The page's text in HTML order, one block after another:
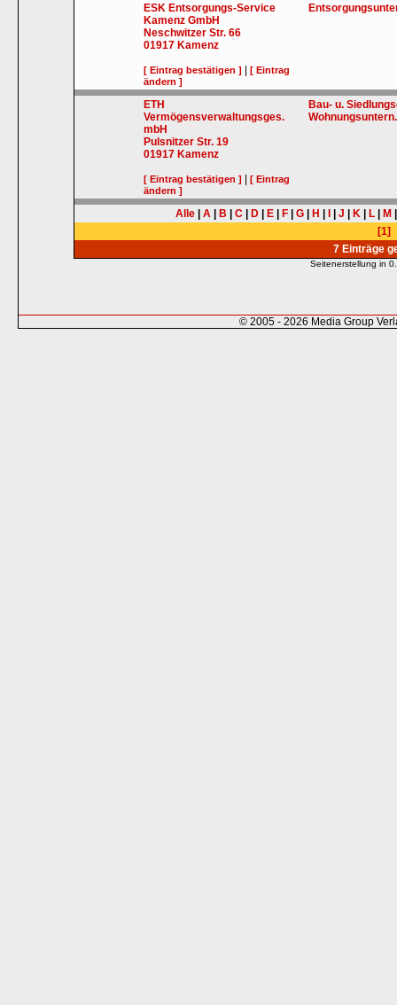
ESK Entsorgungs-Service
Kamenz GmbH
Neschwitzer Str. 66
01917 Kamenz
[ Eintrag bestätigen ] |[ Eintrag
ändern ]
ETH
Vermögensverwaltungsges.
mbH
Pulsnitzer Str. 19
01917 Kamenz
[ Eintrag bestätigen ] |[ Eintrag
ändern ]
Bau- u.
Alle A B C D E F G H J K L M
[1]
7 Einträge
Seitenerstellung in
© 2005 - 2026 Media Group